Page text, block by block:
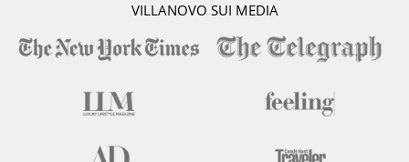
VILLANOVO SUI MEDIA